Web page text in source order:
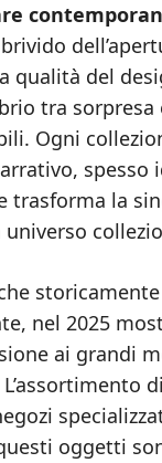
qualità del
tra sorpresa
Ogni
spesso
trasforma la
universo
nel 2025
ai grandi
oggetti